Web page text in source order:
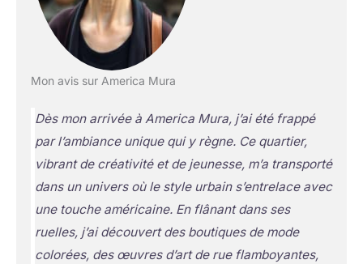
Mon avis sur America Mura
Dès mon arrivée à America Mura, j’ai été frappé
par l’ambiance unique qui y règne. Ce quartier,
vibrant de créativité et de jeunesse, m’a transporté
dans un univers où le style urbain s’entrelace avec
une touche américaine. En flânant dans ses
ruelles, j’ai découvert des boutiques de mode
colorées, des œuvres d’art de rue flamboyantes,